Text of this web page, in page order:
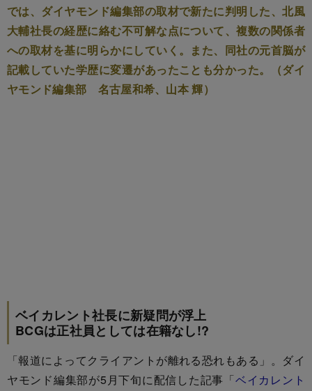
では、ダイヤモンド編集部の取材で新たに判明した、北風
大輔社長の経歴に絡む不可解な点について、複数の関係者
への取材を基に明らかにしていく。また、同社の元首脳が
記載していた学歴に変遷があったことも分かった。（ダイ
ヤモンド編集部 名古屋和希、山本 輝）
ベイカレント社長に新疑問が浮上
BCGは正社員としては在籍なし!?
「報道によってクライアントが離れる恐れもある」。ダイ
ヤモンド編集部が5月下旬に配信した記事「ベイカレント